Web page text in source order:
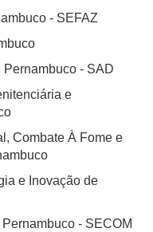
- SEFAZ
- SAD
e
Combate À Fome e
e Inovação de
- SECOM